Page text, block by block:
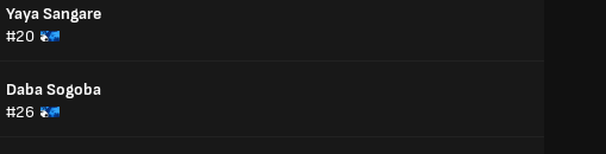
Yaya Sangare
#20
Daba Sogoba
#26